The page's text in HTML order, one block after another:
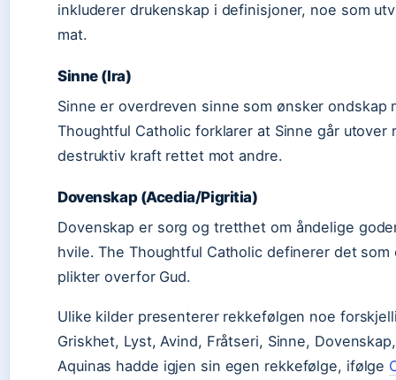
inkluderer drukenskap i definisjoner, noe som
mat.
Sinne (Ira)
Sinne er overdreven sinne som ønsker ondskap
Thoughtful Catholic forklarer at Sinne går
destruktiv kraft rettet mot andre.
Dovenskap (Acedia/Pigritia)
Dovenskap er sorg og tretthet om åndelige
hvile. The Thoughtful Catholic definerer det
plikter overfor Gud.
Ulike kilder presenterer rekkefølgen noe
Griskhet, Lyst, Avind, Fråtseri, Sinne,
Aquinas hadde igjen sin egen rekkefølge, ifølge